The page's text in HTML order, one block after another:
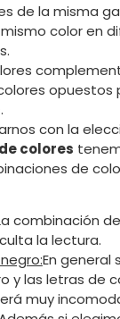
de la misma
color en
opuestos
con la
colores
de
combinación
la lectura.
En general
y las letras de
muy